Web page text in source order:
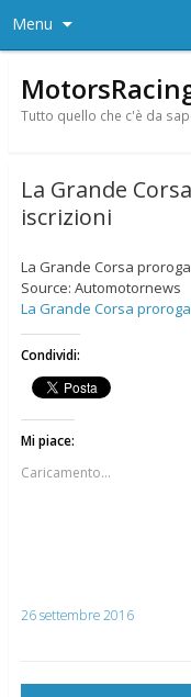
Menu
Tutto quello che c'è da
La Grande
iscrizioni
La Grande Corsa
Source: Automotornews
La Grande Corsa
Condividi:
Mi piace:
Caricamento...
26 settembre 2016